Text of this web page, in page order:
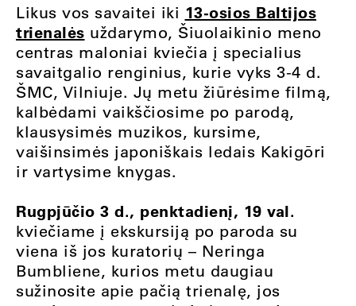
Likus vos savaitei iki 13-osios Baltijos
trienalės uždarymo, Šiuolaikinio meno
centras maloniai kviečia į specialius
savaitgalio renginius, kurie vyks 3-4 d.
ŠMC, Vilniuje. Jų metu žiūrėsime filmą,
kalbėdami vaikščiosime po parodą,
klausysimės muzikos, kursime,
vaišinsimės japoniškais ledais Kakigōri
ir vartysime knygas.
Rugpjūčio 3 d., penktadienį, 19 val.
kviečiame į ekskursiją po paroda su
viena iš jos kuratorių – Neringa
Bumbliene, kurios metu daugiau
sužinosite apie pačią trienalę, jos